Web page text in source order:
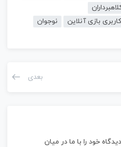
بازی آنلاین
نوجوان
بعدی
خود را با ما در میان